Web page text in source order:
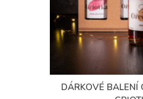
DÁRKOVÉ BALENÍ